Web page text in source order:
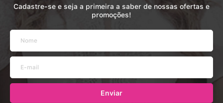
garantindo caimento perfeito, toque suave e liberdade de movimento.
Além disso, as calcinhas cintura alta Duloren apresentam acabamentos
dia.
Disponíveis em diversas cores e estilos, as calcinhas cintura alta Duloren
são ideais para mulheres que buscam sofisticação, conforto e qualidade
em sua lingerie.
Cadastre-se e seja a primeira a saber de nossas ofertas e
promoções!
Enviar